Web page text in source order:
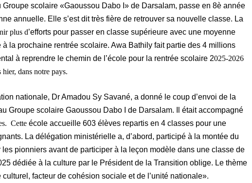
Groupe scolaire «Gaoussou Dabo I» de Darsalam, passe en 8è année
annuelle. Elle s’est dit très fière de retrouver sa nouvelle classe. La
plus d’efforts pour passer en classe supérieure avec une moyenne
la prochaine rentrée scolaire. Awa Bathily fait partie des 4 millions
à reprendre le chemin de l’école pour la rentrée scolaire 2025-2026
dans notre pays.
nationale, Dr Amadou Sy Savané, a donné le coup d’envoi de la
Groupe scolaire Gaoussou Dabo I de Darsalam. Il était accompagné
Cette école accueille 603 élèves repartis en 4 classes pour une
La délégation ministérielle a, d’abord, participé à la montée du
pionniers avant de participer à la leçon modèle dans une classe de
dédiée à la culture par le Président de la Transition oblige. Le thème
facteur de cohésion sociale et de l’unité nationale».